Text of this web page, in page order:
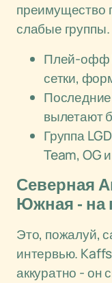
преимущество
слабые группы.
Плей-офф
сетки,
Последние
вылетают
Группа
Team, OG
Северная
Южная - на
Это, пожалуй,
интервью.
аккуратно - он